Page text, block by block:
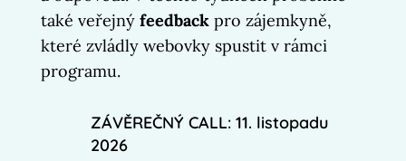
také veřejný feedbackpro zájemkyně,
které zvládly webovky spustit v rámci
programu.
ZÁVĚREČNÝ CALL: 11. listopadu
2026